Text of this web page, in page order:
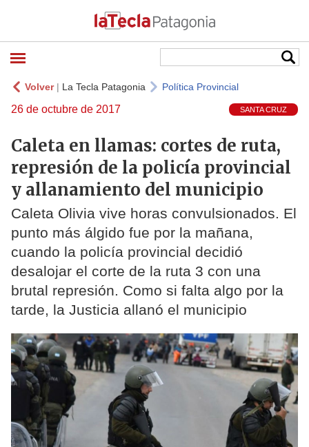
Volver| La Tecla Patagonia Política Provincial
26 de octubre de 2017 SANTA CRUZ
Caleta en llamas: cortes de ruta,
represión de la policía provincial
y allanamiento del municipio
Caleta Olivia vive horas convulsionados. El
punto más álgido fue por la mañana,
cuando la policía provincial decidió
desalojar el corte de la ruta 3 con una
brutal represión. Como si falta algo por la
tarde, la Justicia allanó el municipio